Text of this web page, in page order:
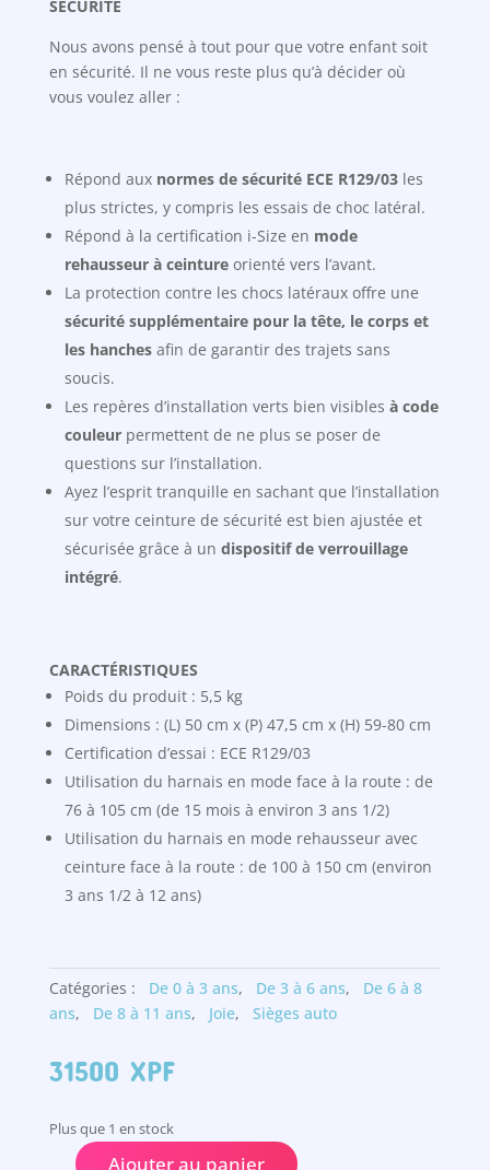
SÉCURITÉ
Nous avons pensé à tout pour que votre enfant soit
en sécurité. Il ne vous reste plus qu’à décider où
vous voulez aller :
Répond aux normes de sécurité ECE R129/03les
plus strictes, y compris les essais de choc latéral.
Répond à la certification i-Size en mode
rehausseur à ceintureorienté vers l’avant.
La protection contre les chocs latéraux offre une
sécurité supplémentaire pour la tête, le corps et
les hanchesafin de garantir des trajets sans
soucis.
Les repères d’installation verts bien visibles à code
couleurpermettent de ne plus se poser de
questions sur l’installation.
Ayez l’esprit tranquille en sachant que l’installation
sur votre ceinture de sécurité est bien ajustée et
sécurisée grâce à un dispositif de verrouillage
intégré.
CARACTÉRISTIQUES
Poids du produit : 5,5 kg
Dimensions : (L) 50 cm x (P) 47,5 cm x (H) 59-80 cm
Certification d’essai : ECE R129/03
Utilisation du harnais en mode face à la route : de
76 à 105 cm (de 15 mois à environ 3 ans 1/2)
Utilisation du harnais en mode rehausseur avec
ceinture face à la route : de 100 à 150 cm (environ
3 ans 1/2 à 12 ans)
Catégories : De 0 à 3 ans, De 3 à 6 ans,
De 6 à 8
ans, De 8 à 11 ans, Joie, Sièges auto
31500 XPF
Plus que 1 en stock
Ajouter au panier